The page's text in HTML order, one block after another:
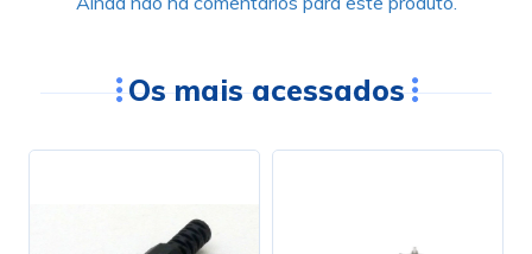
Os mais acessados